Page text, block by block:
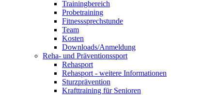
Trainingbereich
Probetraining
Fitnesssprechstunde
Team
Kosten
Downloads/Anmeldung
Reha- und Präventionssport
Rehasport
Rehasport - weitere Informationen
Sturzprävention
Krafttraining für Senioren